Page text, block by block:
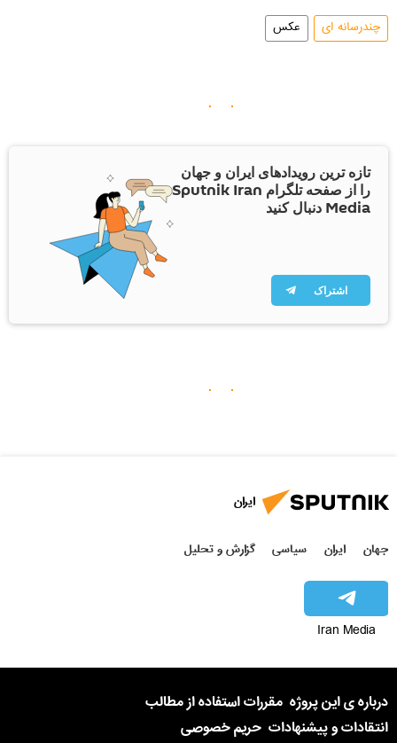
چندرسانه ای عکس
تازه ترین رویدادهای ایران و جهان
را از صفحه تلگرام Sputnik Iran
Media دنبال کنید
اشتراک
ایران
جهان ایران سیاسی گزارش و تحلیل
Iran Media
درباره ی این پروژه مقررات استفاده از مطالب
انتقادات و پیشنهادات حریم خصوصی